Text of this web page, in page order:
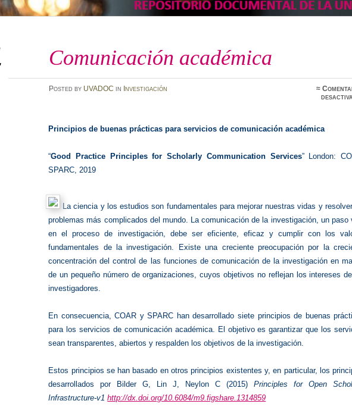
Comunicación académica
Posted by UVADOC in Investigación ≈
Principios de buenas prácticas para servicios de comunicación académica
“Good Practice Principles for Scholarly Communication Services” London:
SPARC, 2019
La ciencia y los estudios son fundamentales para mejorar nuestras vidas y
problemas más complicados del mundo. La comunicación de la investigación, un paso
en el proceso de investigación, debe ser eficiente, eficaz y cumplir con los
fundamentales de la investigación. Existe una creciente preocupación por la
concentración del control de las funciones de comunicación de la investigación en
de un pequeño número de organizaciones, cuyos objetivos no reflejan los intereses
investigadores.
En consecuencia, COAR y SPARC han desarrollado siete principios de buenas
para los servicios de comunicación académica. El objetivo es garantizar que los
sean transparentes, abiertos y respalden los objetivos de la investigación.
Estos principios se han basado en otros principios existentes y, en particular, los
desarrollados por Bilder G, Lin J, Neylon C (2015)Principles for Open
Infrastructure-v1http://dx.doi.org/10.6084/m9.figshare.1314859